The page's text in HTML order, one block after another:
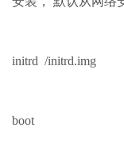
initrd /initrd.img
boot